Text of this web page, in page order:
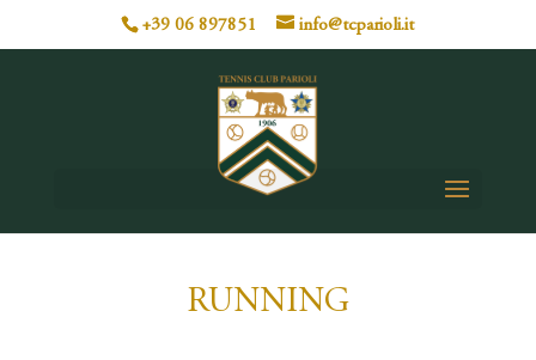
+39 06 897851 info@tcparioli.it
RUNNING